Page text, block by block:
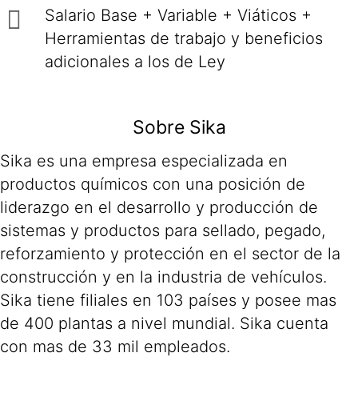
Salario Base + Variable + Viáticos +
Herramientas de trabajo y beneficios
adicionales a los de Ley
Sobre Sika
Sika es una empresa especializada en
productos químicos con una posición de
liderazgo en el desarrollo y producción de
sistemas y productos para sellado, pegado,
reforzamiento y protección en el sector de la
construcción y en la industria de vehículos.
Sika tiene filiales en 103 países y posee mas
de 400 plantas a nivel mundial. Sika cuenta
con mas de 33 mil empleados.